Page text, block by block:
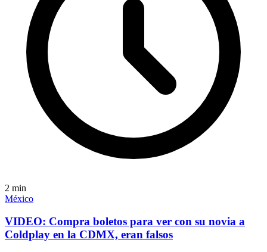
2 min
México
VIDEO: Compra boletos para ver con su novia a
Coldplay en la CDMX, eran falsos